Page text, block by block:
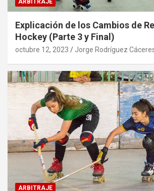
ARBITRAJE
Explicación de los Cambios de
Hockey (Parte 3 y Final)
octubre 12, 2023 Jorge Rodríguez
ARBITRAJE